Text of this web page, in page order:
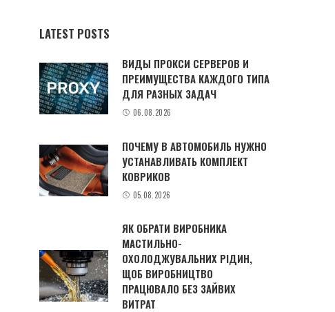
LATEST POSTS
ВИДЫ ПРОКСИ СЕРВЕРОВ И
ПРЕИМУЩЕСТВА КАЖДОГО ТИПА
ДЛЯ РАЗНЫХ ЗАДАЧ
06.08.2026
ПОЧЕМУ В АВТОМОБИЛЬ НУЖНО
УСТАНАВЛИВАТЬ КОМПЛЕКТ
КОВРИКОВ
05.08.2026
ЯК ОБРАТИ ВИРОБНИКА
МАСТИЛЬНО-
ОХОЛОДЖУВАЛЬНИХ РІДИН,
ЩОБ ВИРОБНИЦТВО
ПРАЦЮВАЛО БЕЗ ЗАЙВИХ
ВИТРАТ